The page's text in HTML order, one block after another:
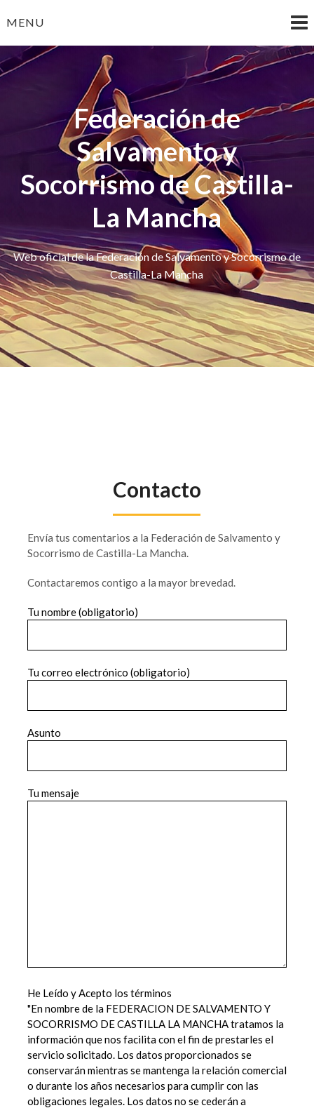
toMENU
Federación de
Salvamento y
Socorrismo de Castilla-
La Mancha
Web oficial de la Federación de Salvamento y Socorrismo de
Castilla-La Mancha
Contacto
Envía tus comentarios a la Federación de Salvamento y
Socorrismo de Castilla-La Mancha.
Contactaremos contigo a la mayor brevedad.
Tu nombre (obligatorio)
Tu correo electrónico (obligatorio)
Asunto
Tu mensaje
He Leído y Acepto los términos
"En nombre de la FEDERACION DE SALVAMENTO Y
SOCORRISMO DE CASTILLA LA MANCHA tratamos la
información que nos facilita con el fin de prestarles el
servicio solicitado. Los datos proporcionados se
conservarán mientras se mantenga la relación comercial
o durante los años necesarios para cumplir con las
obligaciones legales. Los datos no se cederán a